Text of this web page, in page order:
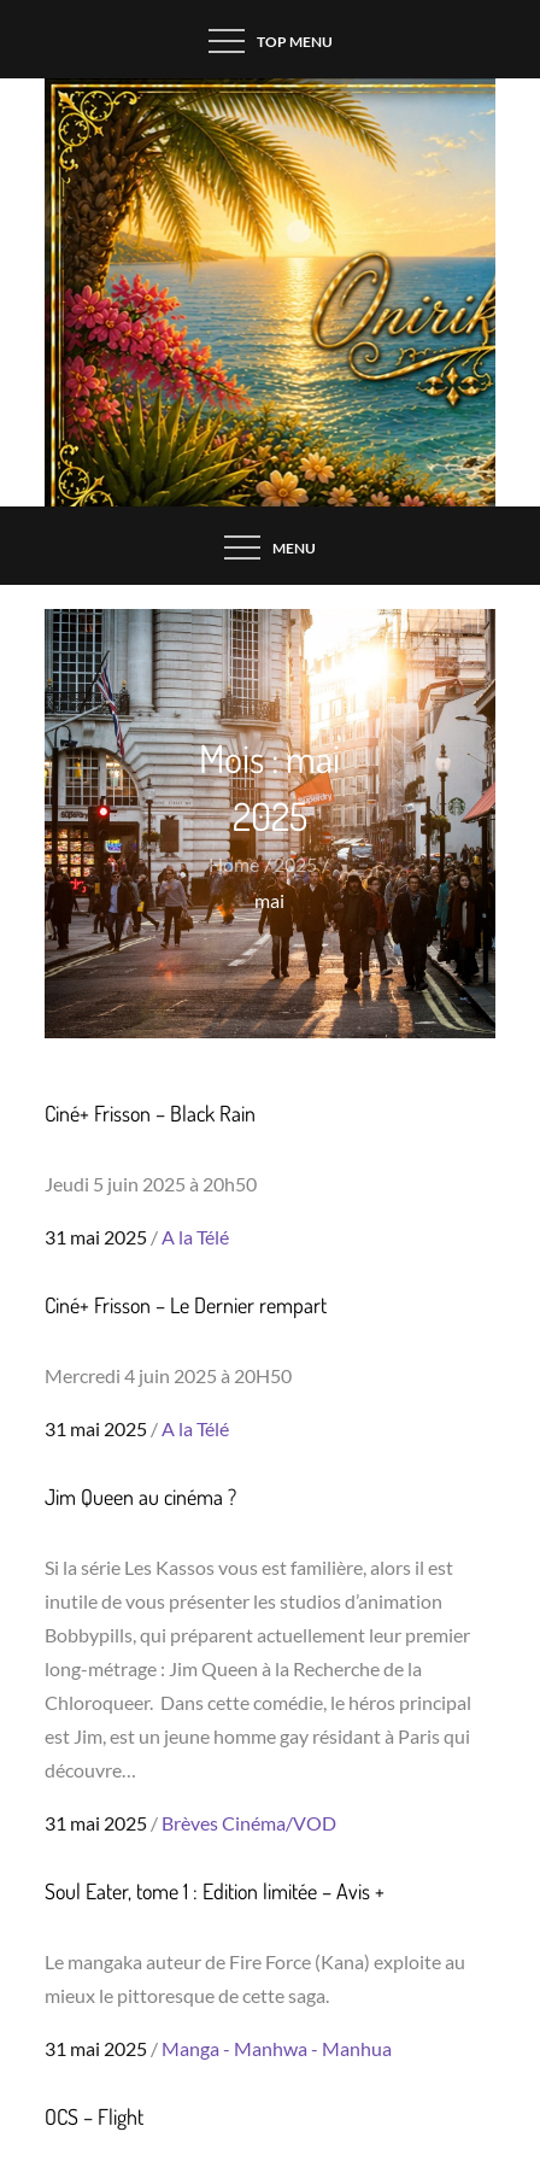
content
TOP MENU
MENU
Mois :mai
2025
Home
2025
mai
Ciné+ Frisson – Black Rain
Jeudi 5 juin 2025 à 20h50
Posted
31 mai 2025 A la Télé
Ciné+ Frisson – Le Dernier rempart
Mercredi 4 juin 2025 à 20H50
Posted
31 mai 2025 A la Télé
Jim Queen au cinéma ?
Si la série Les Kassos vous est familière, alors il est
inutile de vous présenter les studios d’animation
Bobbypills, qui préparent actuellement leur premier
long-métrage : Jim Queen à la Recherche de la
Chloroqueer. Dans cette comédie, le héros principal
est Jim, est un jeune homme gay résidant à Paris qui
découvre…
Posted
31 mai 2025 BrèvesCinéma/VOD
Soul Eater, tome 1 : Edition limitée – Avis +
Le mangaka auteur de Fire Force (Kana) exploite au
mieux le pittoresque de cette saga.
Posted
31 mai 2025 Manga - Manhwa - Manhua
OCS – Flight